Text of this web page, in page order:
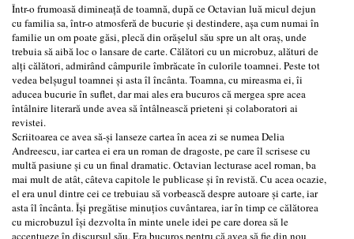
Într-o frumoasă dimineață de toamnă, după ce Octavian luă micul dejun
cu familia sa, într-o atmosferă de bucurie și destindere, așa cum numai în
familie un om poate găsi, plecă din orășelul său spre un alt oraș, unde
trebuia să aibă loc o lansare de carte. Călători cu un microbuz, alături de
alți călători, admirând câmpurile îmbrăcate în culorile toamnei. Peste tot
vedea belșugul toamnei și asta îl încânta. Toamna, cu mireasma ei, îi
aducea bucurie în suflet, dar mai ales era bucuros că mergea spre acea
întâlnire literară unde avea să întâlnească prieteni și colaboratori ai
revistei.
Scriitoarea ce avea să-și lanseze cartea în acea zi se numea Delia
Andreescu, iar cartea ei era un roman de dragoste, pe care îl scrisese cu
multă pasiune și cu un final dramatic. Octavian lecturase acel roman, ba
mai mult de atât, câteva capitole le publicase și în revistă. Cu acea ocazie,
el era unul dintre cei ce trebuiau să vorbească despre autoare și carte, iar
asta îl încânta. Își pregătise minuțios cuvântarea, iar în timp ce călătorea
cu microbuzul își dezvolta în minte unele idei pe care dorea să le
accentueze în discursul său. Era bucuros pentru că avea să fie din nou